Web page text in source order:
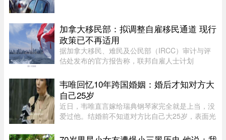
历史，目前对露营者没有 ...
加拿大移民部：拟调整自雇移民通道 现行
政策已不再适用
据加拿大移民、难民及公民部（IRCC）审计与评
估处发布的官方报告称，联邦自雇人士计划
处理周期的困扰，主要原因是该计划“项目目标不
明确，资格标准过于宽泛”。SEPP 是 ...
韦唯回忆10年跨国婚姻：婚后才知对方大
自己25岁
近日，韦唯直言嫁给瑞典钢琴家完全就是上当，没
爱过他。结婚前不知道对方比自己大25岁，表面光
世，自己独自抚养三个儿子。韦唯，原名张菊霞，